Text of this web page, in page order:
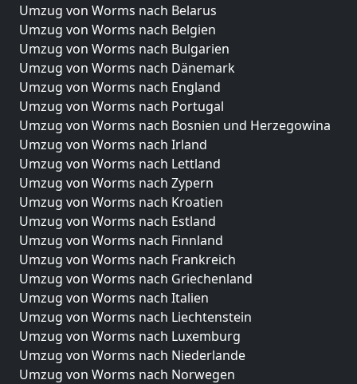
Umzug von Worms nach Belarus
Umzug von Worms nach Belgien
Umzug von Worms nach Bulgarien
Umzug von Worms nach Dänemark
Umzug von Worms nach England
Umzug von Worms nach Portugal
Umzug von Worms nach Bosnien und Herzegowina
Umzug von Worms nach Irland
Umzug von Worms nach Lettland
Umzug von Worms nach Zypern
Umzug von Worms nach Kroatien
Umzug von Worms nach Estland
Umzug von Worms nach Finnland
Umzug von Worms nach Frankreich
Umzug von Worms nach Griechenland
Umzug von Worms nach Italien
Umzug von Worms nach Liechtenstein
Umzug von Worms nach Luxemburg
Umzug von Worms nach Niederlande
Umzug von Worms nach Norwegen